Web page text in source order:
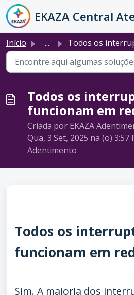
Ir para o conteúdo principal
Início ... Todos os interruptores EKAZA funcionam em redes
Todos os
funcionam em
Criada por EKAZA
Qua, 3 Set, 2025 na (o) 3:57
Adentimento
Todos os
funcionam em
Sim. A maioria dos